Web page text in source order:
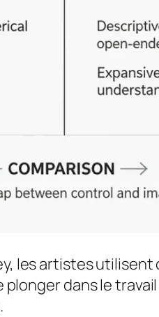
les artistes
dans le